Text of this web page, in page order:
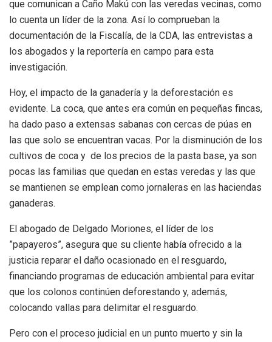
que comunican a Caño Makú con las veredas vecinas, como
lo cuenta un líder de la zona. Así lo comprueban la
documentación de la Fiscalía, de la CDA, las entrevistas a
los abogados y la reportería en campo para esta
investigación.
Hoy, el impacto de la ganadería y la deforestación es
evidente. La coca, que antes era común en pequeñas fincas,
ha dado paso a extensas sabanas con cercas de púas en
las que solo se encuentran vacas. Por la disminución de los
cultivos de coca y de los precios de la pasta base, ya son
pocas las familias que quedan en estas veredas y las que
se mantienen se emplean como jornaleras en las haciendas
ganaderas.
El abogado de Delgado Moriones, el líder de los
”papayeros”, asegura que su cliente había ofrecido a la
justicia reparar el daño ocasionado en el resguardo,
financiando programas de educación ambiental para evitar
que los colonos continúen deforestando y, además,
colocando vallas para delimitar el resguardo.
Pero con el proceso judicial en un punto muerto y sin la